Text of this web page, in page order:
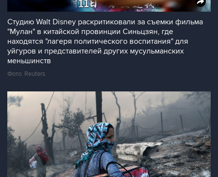
Студию Walt Disney раскритиковали за съемки фильма
"Мулан" в китайской провинции Синьцзян, где
находятся "лагеря политического воспитания" для
уйгуров и представителей других мусульманских
меньшинств
Фото: Reuters